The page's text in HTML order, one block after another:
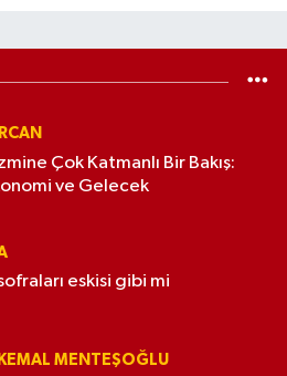
Çok Katmanlı Bir Bakış:
ve Gelecek
eskisi gibi mi
MENTEŞOĞLU